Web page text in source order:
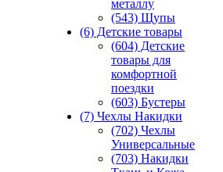
металлу
(543) Щупы
(6) Детские товары
(604) Детские
товары для
комфортной
поездки
(603) Бустеры
(7) Чехлы Накидки
(702) Чехлы
Универсальные
(703) Накидки